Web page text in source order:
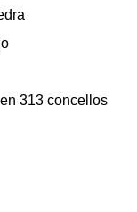
313 concellos